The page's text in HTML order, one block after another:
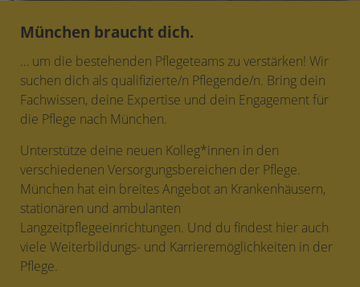
München braucht dich.
… um die bestehenden Pflegeteams zu verstärken! Wir
suchen dich als qualifizierte/n Pflegende/n. Bring dein
Fachwissen, deine Expertise und dein Engagement für
die Pflege nach München.
Unterstütze deine neuen Kolleg*innen in den
verschiedenen Versorgungsbereichen der Pflege.
München hat ein breites Angebot an Krankenhäusern,
stationären und ambulanten
Langzeitpflegeeinrichtungen. Und du findest hier auch
viele Weiterbildungs- und Karrieremöglichkeiten in der
Pflege.